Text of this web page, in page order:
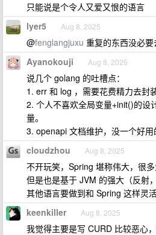
只能说是个令人又爱又恨的语言
lyer5 Aug 8, 2025
@fenglangjuxu 重复的东西没必要
Ayanokouji Aug 8, 2025
说几个 golang 的吐槽点：
1. err 和 log ，需要花费精力去封
2. 个人不喜欢全局变量+init()的设
量。
3. openapi 文档维护，没一个好用
cloudzhou Aug 8, 2025
不开玩笑，Spring 堪称伟大，很
但是也是基于 JVM 的强大（反射
其他语言要做到和 Spring 这样灵
keenkiller Aug 8, 2025
我觉得主要是写 CURD 比较恶心